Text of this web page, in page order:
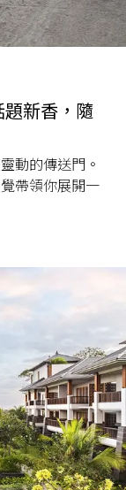
新香，隨
動的傳送門。
帶領你展開一